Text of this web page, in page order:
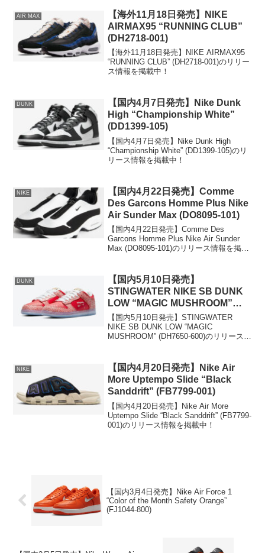
AIR MAX
【海外11月18日発売】NIKE
AIRMAX95 “RUNNING CLUB”
(DH2718-001)
【海外11月18日発売】NIKE AIRMAX95
“RUNNING CLUB” (DH2718-001)のリリー
ス情報を掲載中！
DUNK
【国内4月7日発売】Nike Dunk
High “Championship White”
(DD1399-105)
【国内4月7日発売】Nike Dunk High
“Championship White” (DD1399-105)のリ
リース情報を掲載中！
NIKE
【国内4月22日発売】Comme
Des Garcons Homme Plus Nike
Air Sunder Max (DO8095-101)
【国内4月22日発売】Comme Des
Garcons Homme Plus Nike Air Sunder
Max (DO8095-101)のリリース情報を掲載
DUNK
【国内5月10日発売】
STINGWATER NIKE SB DUNK
LOW “MAGIC MUSHROOM”
(DH7650-600)
【国内5月10日発売】STINGWATER
NIKE SB DUNK LOW “MAGIC
MUSHROOM” (DH7650-600)のリリース情
NIKE
【国内4月20日発売】Nike Air
More Uptempo Slide “Black
Sanddrift” (FB7799-001)
【国内4月20日発売】Nike Air More
Uptempo Slide “Black Sanddrift” (FB7799-
001)のリリース情報を掲載中！
【国内3月4日発売】Nike Air Force 1
“Color of the Month Safety Orange”
(FJ1044-800)